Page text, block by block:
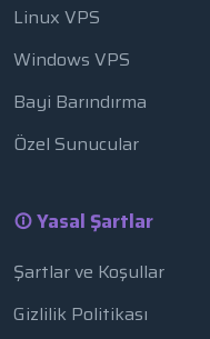
Linux VPS
Windows VPS
Bayi Barındırma
Özel Sunucular
Yasal Şartlar
Şartlar ve Koşullar
Gizlilik Politikası